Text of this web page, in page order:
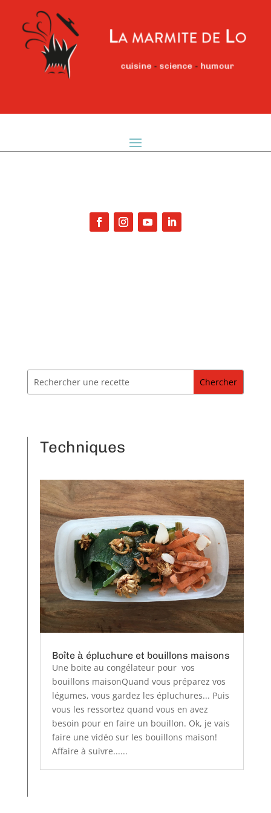
Techniques
Boîte à épluchure et bouillons maisons
Une boite au congélateur pour vos
bouillons maisonQuand vous préparez vos
légumes, vous gardez les épluchures... Puis
vous les ressortez quand vous en avez
besoin pour en faire un bouillon. Ok, je vais
faire une vidéo sur les bouillons maison!
Affaire à suivre......